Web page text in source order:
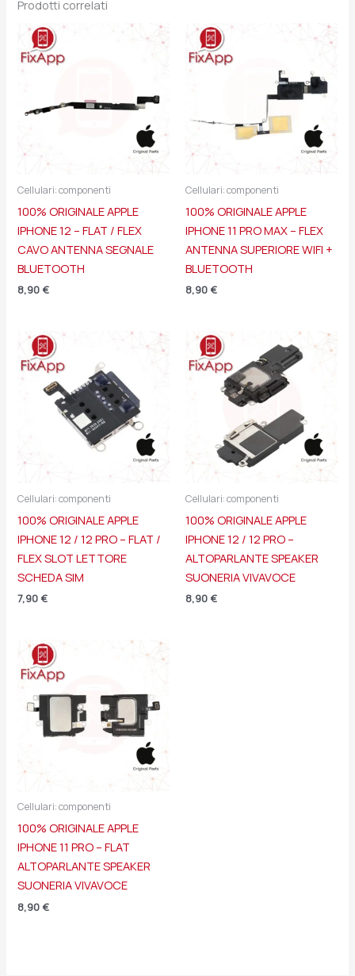
Prodotti correlati
Cellulari: componenti
100% ORIGINALE APPLE
IPHONE 12 – FLAT / FLEX
CAVO ANTENNA SEGNALE
BLUETOOTH
8,90 €
Cellulari: componenti
100% ORIGINALE APPLE
IPHONE 11 PRO MAX – FLEX
ANTENNA SUPERIORE WIFI +
BLUETOOTH
8,90 €
Cellulari: componenti
100% ORIGINALE APPLE
IPHONE 12 / 12 PRO – FLAT /
FLEX SLOT LETTORE
SCHEDA SIM
7,90 €
Cellulari: componenti
100% ORIGINALE APPLE
IPHONE 12 / 12 PRO –
ALTOPARLANTE SPEAKER
SUONERIA VIVAVOCE
8,90 €
Cellulari: componenti
100% ORIGINALE APPLE
IPHONE 11 PRO – FLAT
ALTOPARLANTE SPEAKER
SUONERIA VIVAVOCE
8,90 €